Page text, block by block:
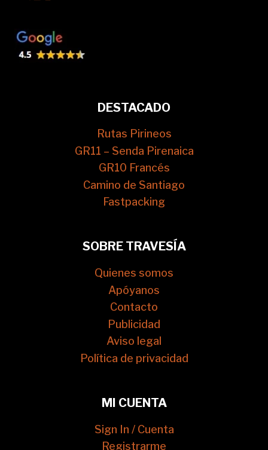
DESTACADO
Rutas Pirineos
GR11 – Senda Pirenaica
GR10 Francés
Camino de Santiago
Fastpacking
SOBRE TRAVESÍA
Quienes somos
Apóyanos
Contacto
Publicidad
Aviso legal
Política de privacidad
MI CUENTA
Sign In / Cuenta
Registrarme